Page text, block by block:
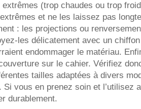
(trop chaudes ou trop
et ne les laissez pas
: les projections ou
les délicatement avec un
endommager le matériau.
sur le cahier. Vérifiez
tailles adaptées à divers
Si vous en prenez soin et l’utilisez
durablement.